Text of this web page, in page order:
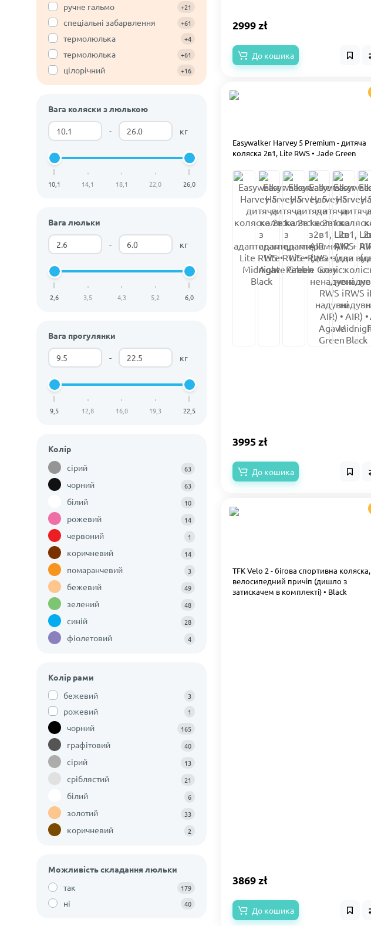
ручне гальмо +21
спеціальні забарвлення +61
термолюлька +4
термолюлька +61
цілорічний +16
Вага коляски з люлькою
- кг
10,1 14,1 18,1 22,0 26,0
Вага люльки
- кг
2,6 3,5 4,3 5,2 6,0
Вага прогулянки
- кг
9,5 12,8 16,0 19,3 22,5
Колір
сірий
63
чорний 63
білий 10
рожевий 14
червоний 1
коричневий 14
помаранчевий 3
бежевий 49
зелений 48
синій 28
фіолетовий 4
Колір рами
бежевий
3
рожевий 1
чорний 165
графітовий 40
сірий 13
сріблястий 21
білий 6
золотий 33
коричневий 2
Можливість складання люльки
так
179
ні 40
2999 zł
До кошика
Easywalker Harvey 5 Premium - дитяча
коляска 2в1, Lite RWS • Jade Green
3995 zł
До кошика
TFK Velo 2 - бігова спортивна коляска,
велосипедний причіп (дишло з
затискачем в комплекті) • Black
3869 zł
До кошика